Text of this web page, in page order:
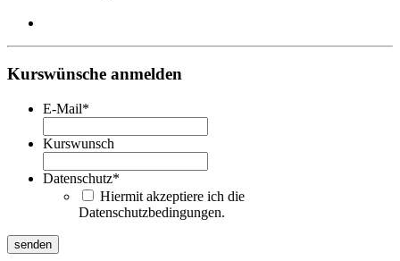
Kurswünsche anmelden
E-Mail*
Kurswunsch
Datenschutz*
Hiermit akzeptiere ich die
Datenschutzbedingungen.